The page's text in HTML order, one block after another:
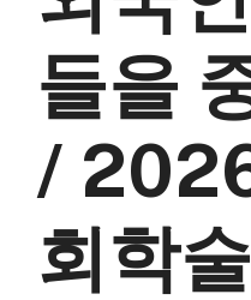
들을
/
회학